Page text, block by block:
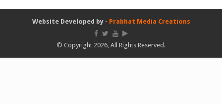
Website Developed by - Prabhat Media Creations
© Copyright 2026, All Rights Reserved.